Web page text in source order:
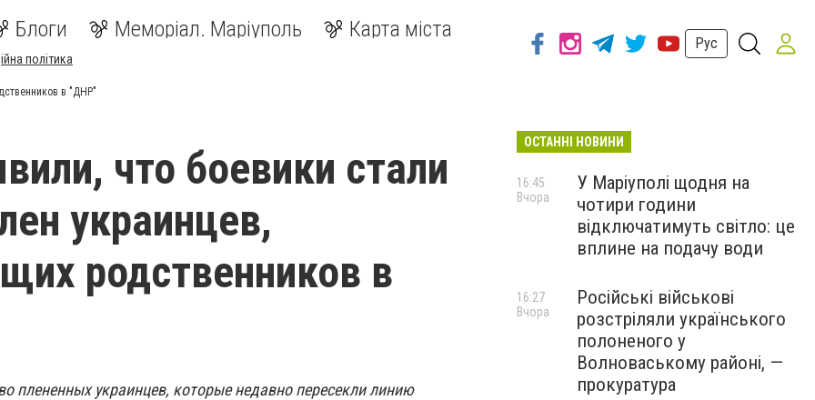
Блоги Меморіал. Маріуполь Карта міста
політика
Рус
в "ДНР"
что боевики стали
украинцев,
родственников в
плененных украинцев, которые недавно пересекли линию
ОСТАННІ НОВИНИ
У Маріуполі щодня на
чотири години
відключатимуть світло: це
вплине на подачу води
16:45
Вчора
Російські військові
розстріляли українського
полоненого у
Волноваському районі, —
прокуратура
16:27
Вчора